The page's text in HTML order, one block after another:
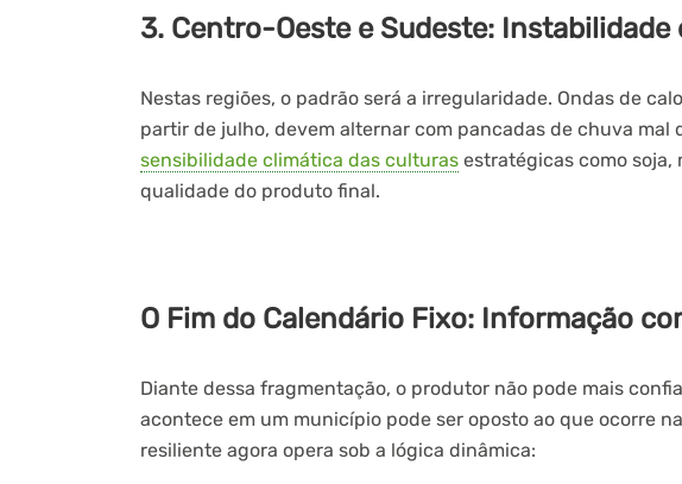
3. Centro-Oeste e Sudeste: Instabilidade
Nestas regiões, o padrão será a irregularidade. Ondas de
partir de julho, devem alternar com pancadas de chuva mal
sensibilidade climática das culturas estratégicas como
qualidade do produto final.
O Fim do Calendário Fixo: Informação
Diante dessa fragmentação, o produtor não pode mais
acontece em um município pode ser oposto ao que ocorre
resiliente agora opera sob a lógica dinâmica: